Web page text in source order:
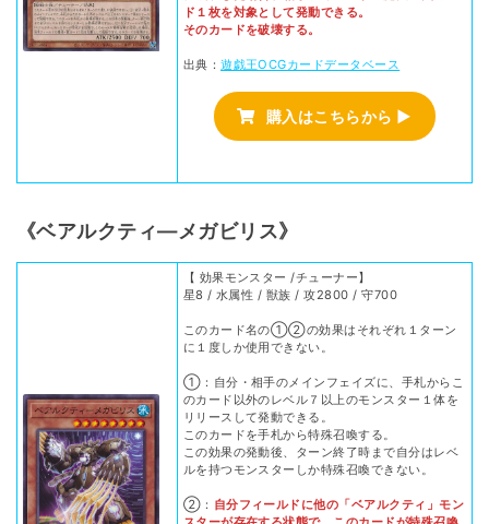
ド１枚を対象として発動できる。
そのカードを破壊する。
出典：遊戯王OCGカードデータベース
購入はこちらから ▶
《ベアルクティ―メガビリス》
【 効果モンスター /チューナー】
星8 / 水属性 / 獣族 / 攻2800 / 守700
このカード名の①②の効果はそれぞれ１ターン
に１度しか使用できない。
①：自分・相手のメインフェイズに、手札からこ
のカード以外のレベル７以上のモンスター１体を
リリースして発動できる。
このカードを手札から特殊召喚する。
この効果の発動後、ターン終了時まで自分はレベ
ルを持つモンスターしか特殊召喚できない。
②： 自分フィールドに他の「ベアルクティ」モン